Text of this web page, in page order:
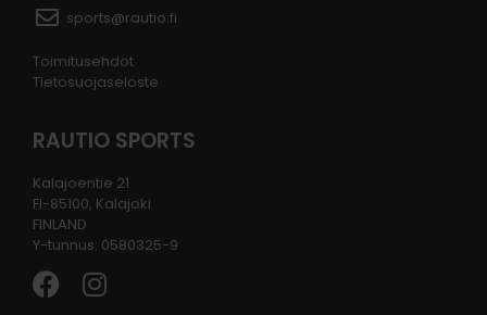
sports@rautio.fi
Toimitusehdot
Tietosuojaseloste
RAUTIO SPORTS
Kalajoentie 21
FI-85100, Kalajoki
FINLAND
Y-tunnus: 0580325-9